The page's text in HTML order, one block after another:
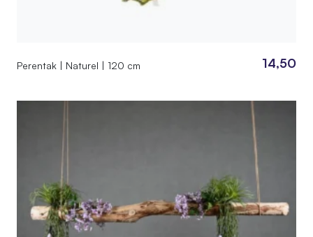
Perentak | Naturel | 120 cm 14,50